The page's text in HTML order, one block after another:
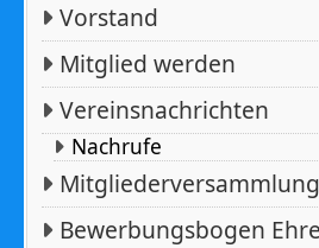
Vorstand
Mitglied werden
Vereinsnachrichten
Nachrufe
Bewerbungsbogen